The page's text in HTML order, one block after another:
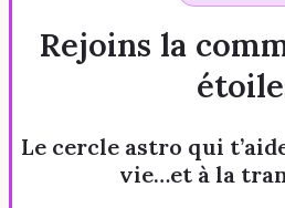
Rejoins la
Le cercle astro qui
vie…et à la